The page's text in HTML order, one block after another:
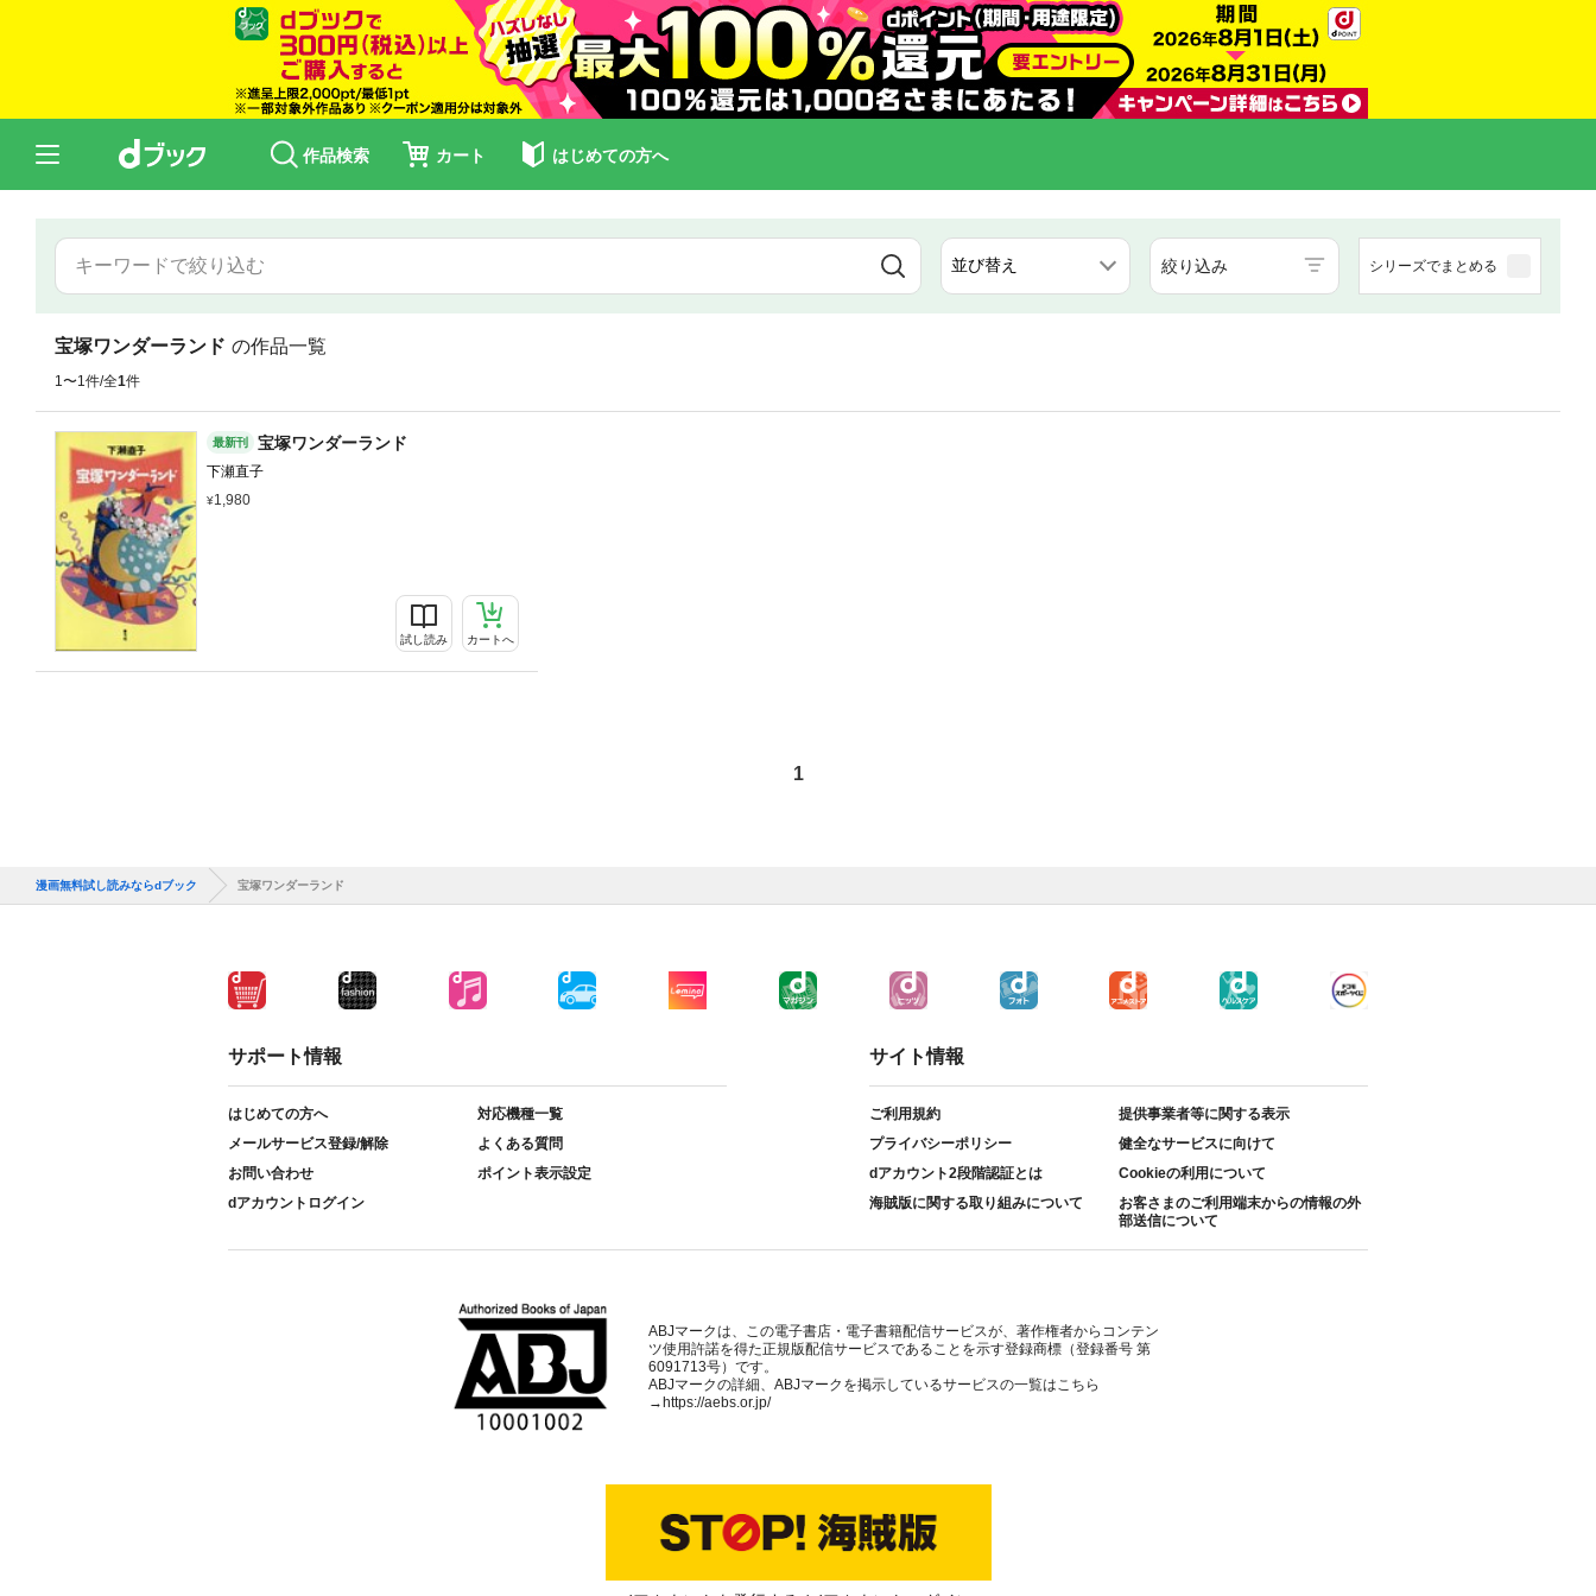
作品検索 カート はじめての方へ
絞り込み シリーズでまとめる
宝塚ワンダーランド の作品一覧
1〜1件/全1件
最新刊 宝塚ワンダーランド
下瀬直子
1,980
試し読み カートへ
1
漫画無料試し読みならdブック 宝塚ワンダーランド
サポート情報
はじめての方へ
対応機種一覧
メールサービス登録/解除
よくある質問
お問い合わせ
ポイント表示設定
dアカウントログイン
サイト情報
ご利用規約
提供事業者等に関する表示
プライバシーポリシー
健全なサービスに向けて
dアカウント2段階認証とは
Cookieの利用について
海賊版に関する取り組みについて
お客さまのご利用端末からの情報の外
部送信について
ABJマークは、この電子書店・電子書籍配信サービスが、著作権者からコンテン
ツ使用許諾を得た正規版配信サービスであることを示す登録商標（登録番号 第
6091713号）です。
ABJマークの詳細、ABJマークを掲示しているサービスの一覧はこちら
→ https://aebs.or.jp/